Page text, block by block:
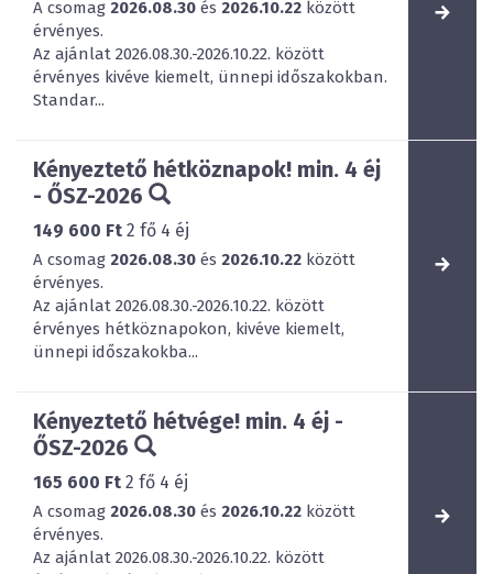
A csomag 2026.08.30 és 2026.10.22 között
érvényes.
Az ajánlat 2026.08.30.-2026.10.22. között
érvényes kivéve kiemelt, ünnepi időszakokban.
Standar...
Kényeztető hétköznapok! min. 4 éj
- ŐSZ-2026
149 600 Ft 2 fő 4 éj
A csomag 2026.08.30 és 2026.10.22 között
érvényes.
Az ajánlat 2026.08.30.-2026.10.22. között
érvényes hétköznapokon, kivéve kiemelt,
ünnepi időszakokba...
Kényeztető hétvége! min. 4 éj -
ŐSZ-2026
165 600 Ft 2 fő 4 éj
A csomag 2026.08.30 és 2026.10.22 között
érvényes.
Az ajánlat 2026.08.30.-2026.10.22. között